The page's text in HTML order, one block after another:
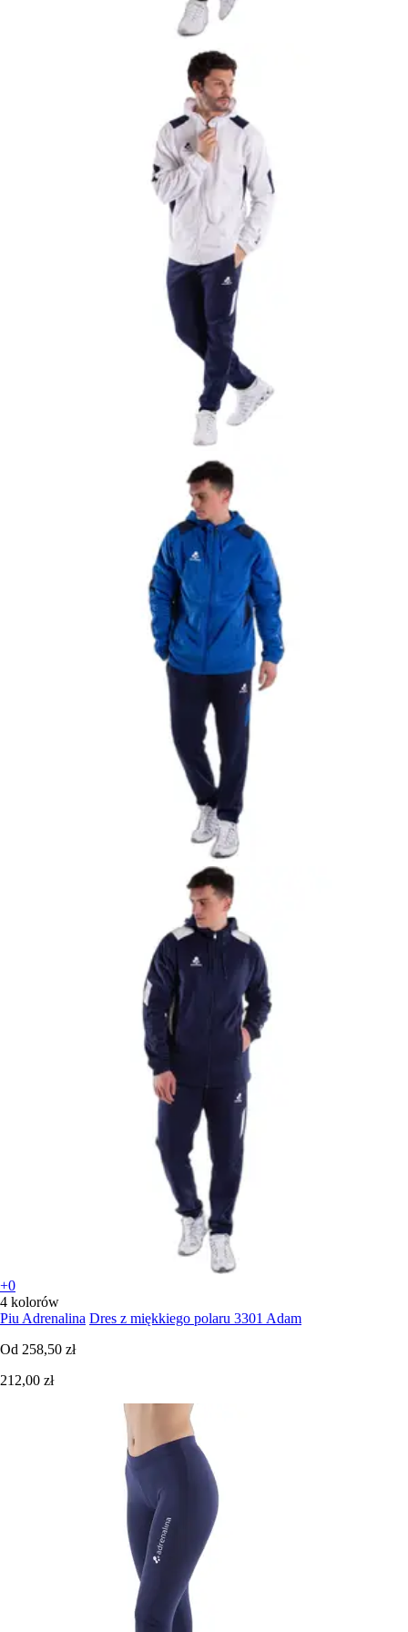
+0
4 kolorów
Piu Adrenalina Dres z miękkiego polaru 3301 Adam
Od 258,50 zł
212,00 zł